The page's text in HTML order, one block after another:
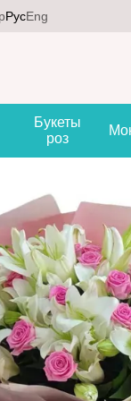
РусEng
Букеты
роз